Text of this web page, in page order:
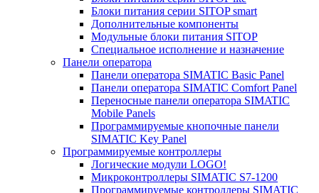
Блоки питания серии SITOP smart
Дополнительные компоненты
Модульные блоки питания SITOP
Специальное исполнение и назначение
Панели оператора
Панели оператора SIMATIC Basic Panel
Панели оператора SIMATIC Comfort Panel
Переносные панели оператора SIMATIC
Mobile Panels
Программируемые кнопочные панели
SIMATIC Key Panel
Программируемые контроллеры
Логические модули LOGO!
Микроконтроллеры SIMATIC S7-1200
Программируемые контроллеры SIMATIC